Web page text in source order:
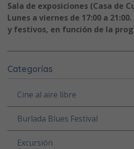
Sala de exposiciones (Casa de
Lunes a viernes de 17:00 a
y festivos, en función de la
Categorías
Cine al aire libre
Burlada Blues Festival
Excursión